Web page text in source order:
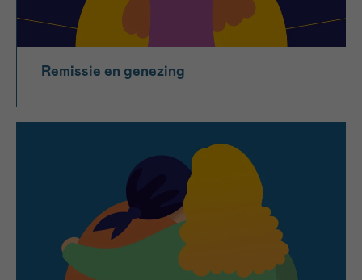
Remissie en genezing